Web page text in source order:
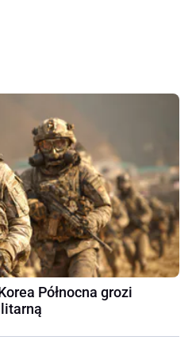
Północna grozi